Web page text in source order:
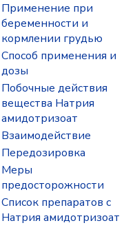
Применение при
беременности и
кормлении грудью
Способ применения и
дозы
Побочные действия
вещества Натрия
амидотризоат
Взаимодействие
Передозировка
Меры
предосторожности
Список препаратов с
Натрия амидотризоат